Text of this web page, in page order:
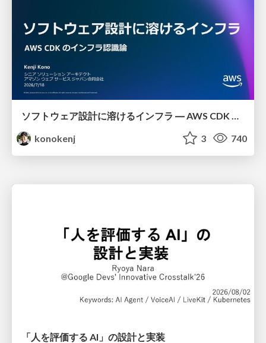
konokenj
3 740
「人を評価する AI」の 設計と実装